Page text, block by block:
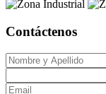
Contáctenos